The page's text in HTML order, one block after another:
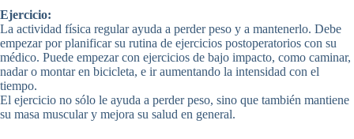
Ejercicio:
La actividad física regular ayuda a perder peso y a mantenerlo. Debe
empezar por planificar su rutina de ejercicios postoperatorios con su
médico. Puede empezar con ejercicios de bajo impacto, como caminar,
nadar o montar en bicicleta, e ir aumentando la intensidad con el
tiempo.
El ejercicio no sólo le ayuda a perder peso, sino que también mantiene
su masa muscular y mejora su salud en general.